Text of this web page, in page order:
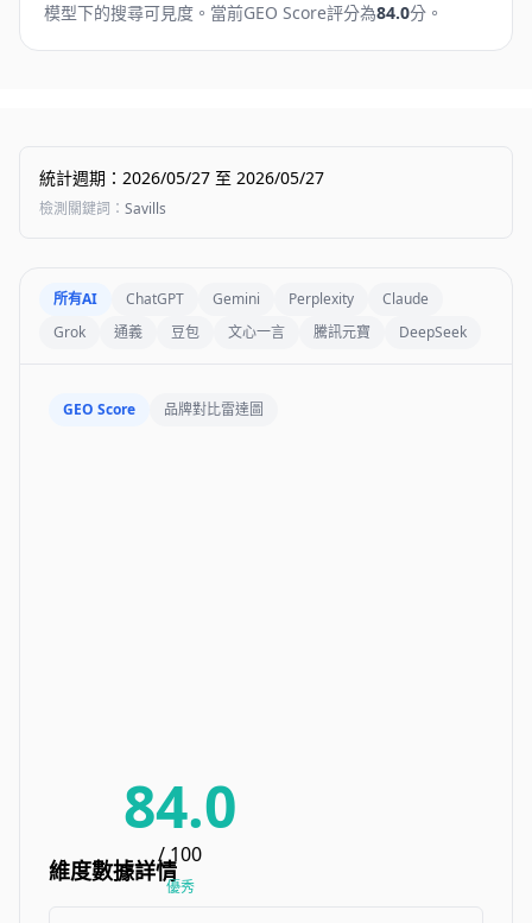
模型下的搜尋可見度。 當前GEO Score評分為84.0分。
統計週期 ： 2026/05/27 至 2026/05/27
檢測關鍵詞 ： Savills
所有AI ChatGPT Gemini Perplexity
Claude
Grok
通義 豆包 文心一言 騰訊元寶 DeepSeek
GEO Score 品牌對比雷達圖
84.0
/ 100
優秀
維度數據詳情